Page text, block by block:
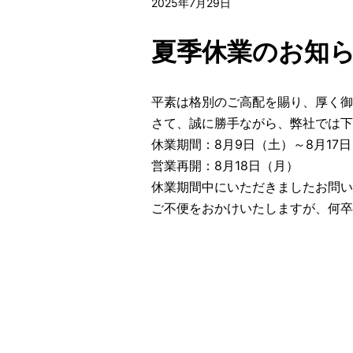
2025年7月29日
夏季休業のお知
平素は格別のご高配を賜り、厚く
さて、誠に勝手ながら、弊社では
休業期間：8月9日（土）～8月17
営業再開：8月18日（月）
休業期間中にいただきましたお問
ご不便をおかけいたしますが、何